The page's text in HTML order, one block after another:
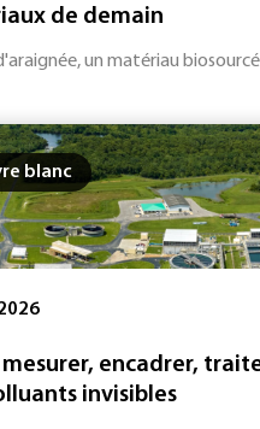
de demain
un matériau
blanc
mesurer, encadrer,
invisibles